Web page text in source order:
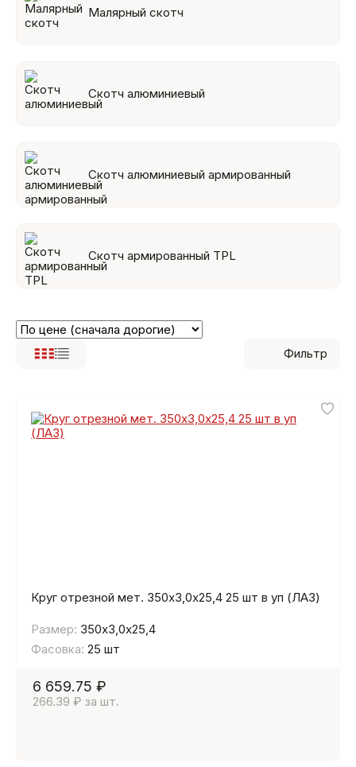
Малярный скотч
Скотч алюминиевый
Скотч алюминиевый армированный
Скотч армированный TPL
Фильтр
Круг отрезной мет. 350х3,0х25,4 25 шт в уп (ЛАЗ)
Размер: 350х3,0х25,4
Фасовка: 25 шт
6 659.75 ₽
266.39 ₽ за шт.